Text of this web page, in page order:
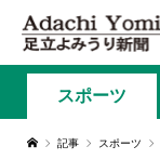
スポーツ
記事 スポーツ